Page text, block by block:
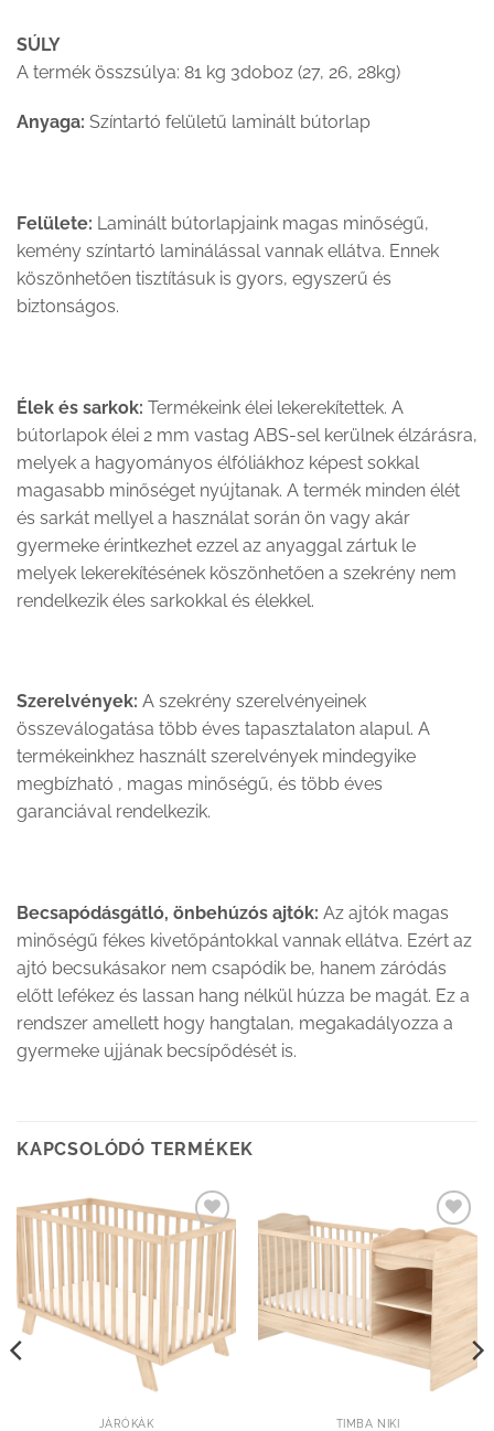
SÚLY
A termék összsúlya: 81 kg 3doboz (27, 26, 28kg)
Anyaga: Színtartó felületű laminált bútorlap
Felülete: Laminált bútorlapjaink magas minőségű,
kemény színtartó laminálással vannak ellátva. Ennek
köszönhetően tisztításuk is gyors, egyszerű és
biztonságos.
Élek és sarkok: Termékeink élei lekerekítettek. A
bútorlapok élei 2 mm vastag ABS-sel kerülnek élzárásra,
melyek a hagyományos élfóliákhoz képest sokkal
magasabb minőséget nyújtanak. A termék minden élét
és sarkát mellyel a használat során ön vagy akár
gyermeke érintkezhet ezzel az anyaggal zártuk le
melyek lekerekítésének köszönhetően a szekrény nem
rendelkezik éles sarkokkal és élekkel.
Szerelvények: A szekrény szerelvényeinek
összeválogatása több éves tapasztalaton alapul. A
termékeinkhez használt szerelvények mindegyike
megbízható , magas minőségű, és több éves
garanciával rendelkezik.
Becsapódásgátló, önbehúzós ajtók: Az ajtók magas
minőségű fékes kivetőpántokkal vannak ellátva. Ezért az
ajtó becsukásakor nem csapódik be, hanem záródás
előtt lefékez és lassan hang nélkül húzza be magát. Ez a
rendszer amellett hogy hangtalan, megakadályozza a
gyermeke ujjának becsípődését is.
KAPCSOLÓDÓ TERMÉKEK
Kedvenceimhez
adom
JÁRÓKÁK
Kedvenceimhez
adom
TIMBA NIKI